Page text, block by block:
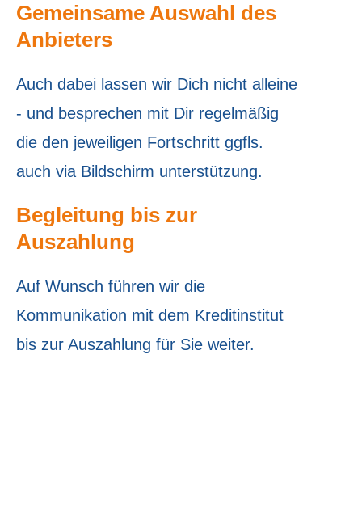
Gemeinsame Auswahl des
Anbieters
Auch dabei lassen wir Dich nicht alleine
- und besprechen mit Dir regelmäßig
die den jeweiligen Fortschritt ggfls.
auch via Bildschirm unterstützung.
Begleitung bis zur
Auszahlung
Auf Wunsch führen wir die
Kommunikation mit dem Kreditinstitut
bis zur Auszahlung für Sie weiter.